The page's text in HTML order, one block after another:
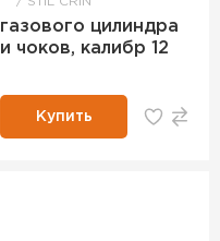
газового цилиндра
и чоков, калибр 12
Купить